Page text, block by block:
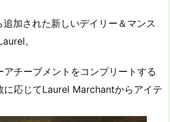
加された新しいデイリー＆マンス
。
チーブメントをコンプリートする
に応じてLaurel Marchantからアイテ